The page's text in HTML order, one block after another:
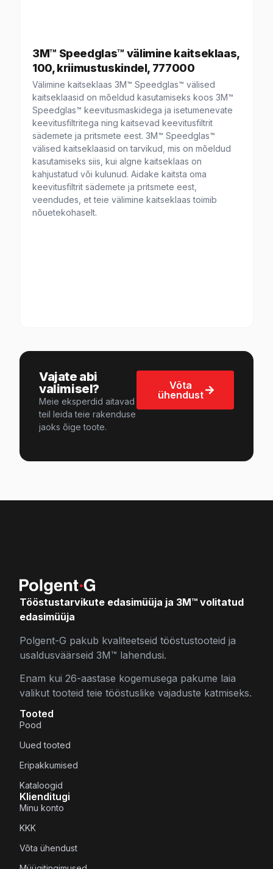
3M™ Speedglas™ välimine kaitseklaas,
100, kriimustuskindel, 777000
Välimine kaitseklaas 3M™ Speedglas™ välised
kaitseklaasid on mõeldud kasutamiseks koos 3M™
Speedglas™ keevitusmaskidega ja isetumenevate
keevitusfiltritega ning kaitsevad keevitusfiltrit
sädemete ja pritsmete eest. 3M™ Speedglas™
välised kaitseklaasid on tarvikud, mis on mõeldud
kasutamiseks siis, kui algne kaitseklaas on
kahjustatud või kulunud. Aidake kaitsta oma
keevitusfiltrit sädemete ja pritsmete eest,
veendudes, et teie välimine kaitseklaas toimib
nõuetekohaselt.
Vajate abi
valimisel?
Meie eksperdid aitavad
teil leida teie rakenduse
jaoks õige toote.
Võta
ühendust
Tööstustarvikute edasimüüja ja 3M™ volitatud
edasimüüja
Polgent-G pakub kvaliteetseid tööstustooteid ja
usaldusväärseid 3M™ lahendusi.
Enam kui 26-aastase kogemusega pakume laia
valikut tooteid teie tööstuslike vajaduste katmiseks.
Tooted
Pood
Uued tooted
Eripakkumised
Kataloogid
Klienditugi
Minu konto
KKK
Võta ühendust